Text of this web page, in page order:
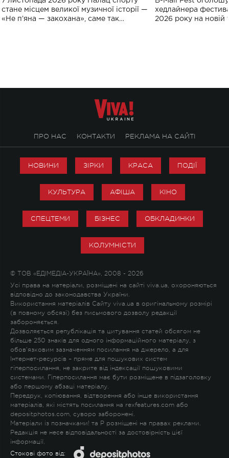
спорту
стане місцем великої музичної історії —
«Не пʼяна — закохана», саме так
хедлайнера
2026 року на новій
ПРО НАС КОНТАКТИ РЕКЛАМА НА САЙТІ
НОВИНИ ЗІРКИ КРАСА ПОДІЇ
КУЛЬТУРА АФІША КІНО
СПЕЦТЕМИ БІЗНЕС ОБКЛАДИНКИ
КОЛУМНІСТИ
© ТОВ «ЕДІМЕДІА-УКРАЇНА», 2008 - 2026
Усі права на матеріали, розміщені на сайті viva.ua, охороняються
відповідно до законодавства України.
Використання матеріалів Сайту viva.ua в оригінальному розмірі
(в повному обсязі) без письмового дозволу редакції
забороняється.
Дозволяється републікація та цитування статей обсягом не
більше 250 знаків для одного інформаційного матеріалу, з
обов'язковим зазначенням посилання на джерело, а для
Інтернет-ресурсів – пряме для пошукових систем
гіперпосилання, не закрите від індексації пошуковими
системами. Гіперпосилання має бути розміщене в підзаголовку
або першому абзаці матеріалу.
Передрук, копіювання, відтворення або інше використання
матеріалів, які містять посилання на rexfeatures.com або
depositphotos.com, суворо заборонені.
Матеріали із позначками! та P розміщені на правах реклами.
Редакція не несе відповідальності за достовірність цієї
інформації.
Стокові фото від: